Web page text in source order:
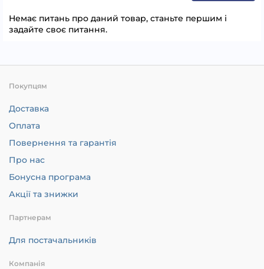
Немає питань про даний товар, станьте першим і
задайте своє питання.
Покупцям
Доставка
Оплата
Повернення та гарантія
Про нас
Бонусна програма
Акції та знижки
Партнерам
Для постачальників
Компанія